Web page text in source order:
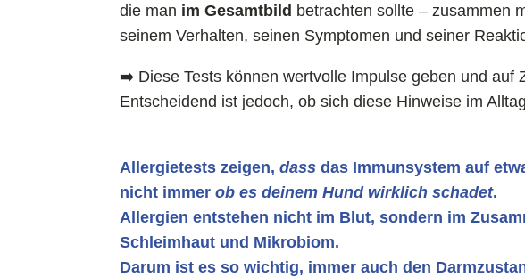
die man im Gesamtbild betrachten sollte – zusammen
seinem Verhalten, seinen Symptomen und seiner
➡️ Diese Tests können wertvolle Impulse geben und auf
Entscheidend ist jedoch, ob sich diese Hinweise im
Allergietests zeigen,dass das Immunsystem auf
nicht immerob es deinem Hund wirklich schadet.
Allergien entstehen nicht im Blut, sondern im
Schleimhaut und Mikrobiom.
Darum ist es so wichtig, immer auch den